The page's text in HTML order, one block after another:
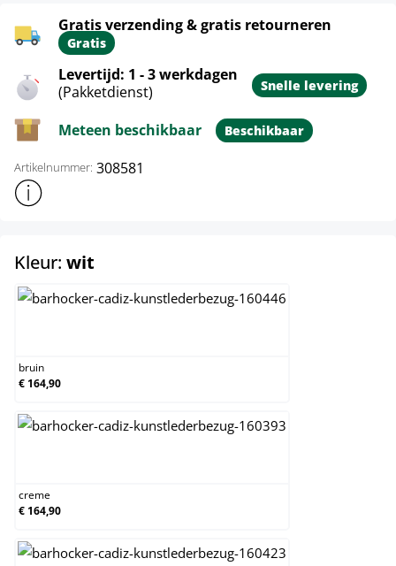
Gratis verzending & gratis retourneren
Gratis
Levertijd: 1 - 3 werkdagen
(Pakketdienst)
Snelle levering
Meteen beschikbaar Beschikbaar
Artikelnummer: 308581
Toon meer productinformatie
Kleur: wit
bruin
€ 164,90
creme
€ 164,90